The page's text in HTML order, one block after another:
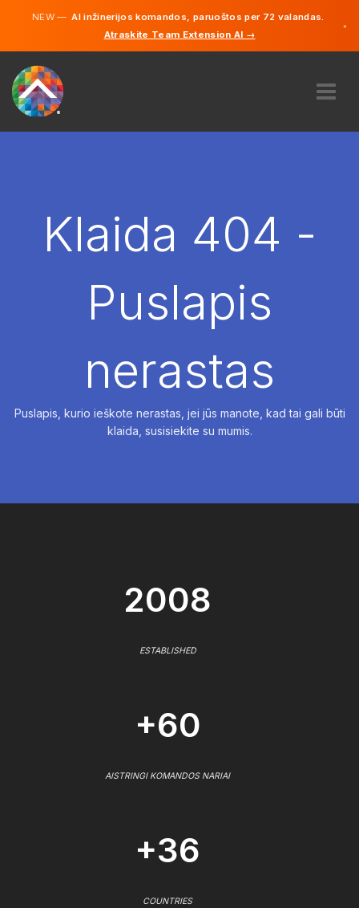
NEW —AI inžinerijos komandos, paruoštos per 72 valandas.
Atraskite Team Extension AI →
×
SAMDYTI
Anglų
Klaida 404 -
Puslapis
nerastas
Puslapis, kurio ieškote nerastas, jei jūs manote, kad tai gali būti
klaida, susisiekite su mumis.
2008
ESTABLISHED
+60
AISTRINGI KOMANDOS NARIAI
+36
COUNTRIES